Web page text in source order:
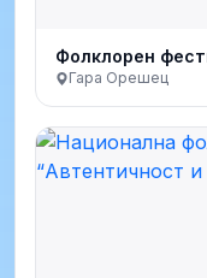
Фолклорен
Гара Орешец